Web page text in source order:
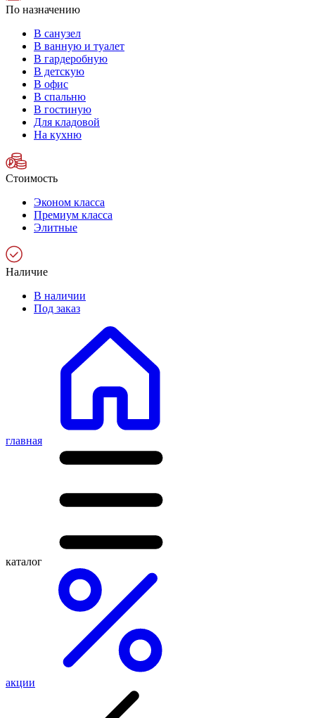
По назначению
В санузел
В ванную и туалет
В гардеробную
В детскую
В офис
В спальню
В гостиную
Для кладовой
На кухню
Стоимость
Эконом класса
Премиум класса
Элитные
Наличие
В наличии
Под заказ
главная
каталог
акции